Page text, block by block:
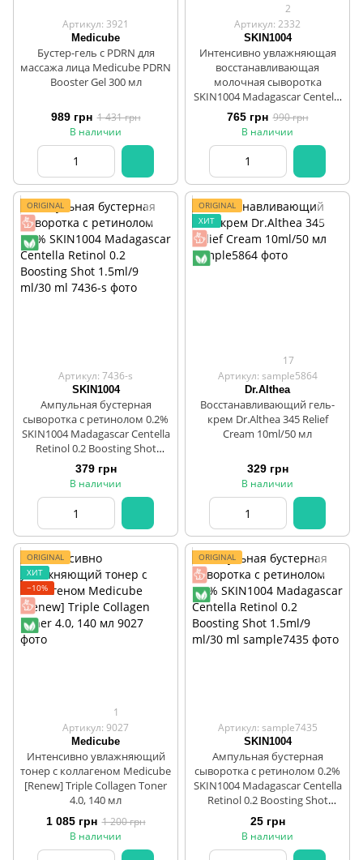
Артикул: 3921
Medicube
Бустер-гель c PDRN для
масcажа лица Medicube PDRN
Booster Gel 300 мл
989 грн 1 431 грн
В наличии
2
Артикул: 2332
SKIN1004
Интенсивно увлажняющая
восстанавливающая
молочная сыворотка
SKIN1004 Madagascar Centella
Hyalu-Teca Plumping Ampoule
50 мл
765 грн 990 грн
В наличии
ORIGINAL
Артикул: 7436-s
SKIN1004
Ампульная бустерная
сыворотка с ретинолом 0.2%
SKIN1004 Madagascar Centella
Retinol 0.2 Boosting Shot
1.5ml/9 ml/30 ml
379 грн
В наличии
ORIGINAL
ХИТ
17
Артикул: sample5864
Dr.Althea
Восстанавливающий гель-
крем Dr.Althea 345 Relief
Cream 10ml/50 мл
329 грн
В наличии
ORIGINAL
ХИТ
−10%
1
Артикул: 9027
Medicube
Интенсивно увлажняющий
тонер с коллагеном Medicube
[Renew] Triple Collagen Toner
4.0, 140 мл
1 085 грн 1 200 грн
В наличии
ORIGINAL
Артикул: sample7435
SKIN1004
Ампульная бустерная
сыворотка с ретинолом 0.2%
SKIN1004 Madagascar Centella
Retinol 0.2 Boosting Shot
1.5ml/9 ml/30 ml
25 грн
В наличии